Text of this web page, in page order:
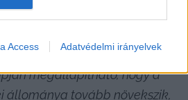
Access Adatvédelmi irányelvek
az állomány közel 50
megállapítható, hogy a
állománya tovább növekszik,